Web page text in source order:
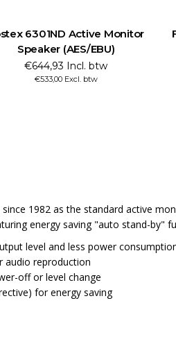
6301ND Active Monitor
Speaker (AES/EBU)
€644,93 Incl. btw
€533,00 Excl. btw
1982 as the standard active
energy saving "auto stand-
level and less power
audio reproduction
off or level change
for energy saving